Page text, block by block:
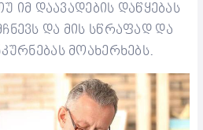
იმ დაავადების დაწყებას
და მის სწრაფად და
ს მოახერხებს.